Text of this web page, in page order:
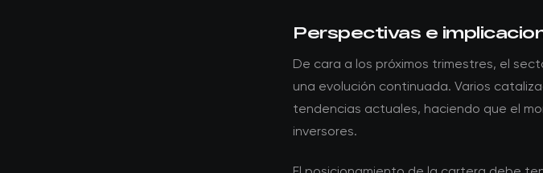
Perspectivas e
De cara a los próximos trimestres, el
una evolución continuada. Varios
tendencias actuales, haciendo que el
inversores.